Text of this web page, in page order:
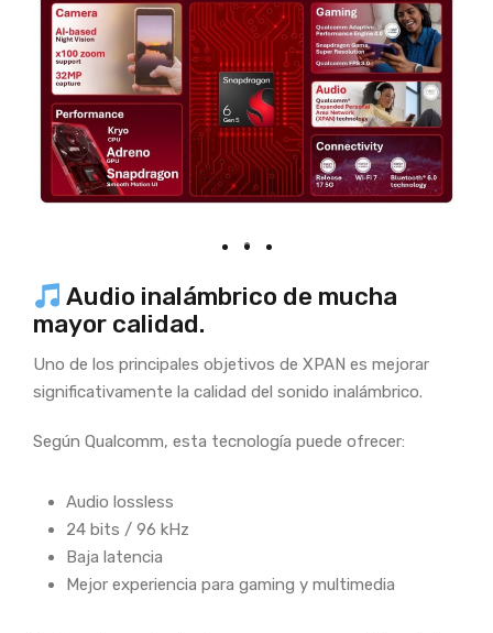
Audio inalámbrico de mucha
mayor calidad.
Uno de los principales objetivos de XPAN es mejorar
significativamente la calidad del sonido inalámbrico.
Según Qualcomm, esta tecnología puede ofrecer:
Audio lossless
24 bits / 96 kHz
Baja latencia
Mejor experiencia para gaming y multimedia